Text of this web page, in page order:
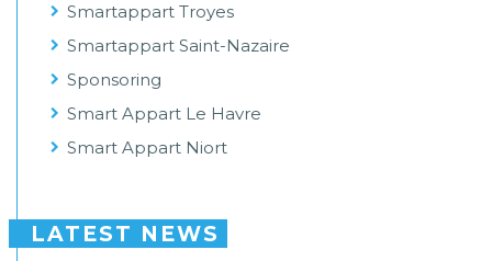
Smartappart Troyes
Smartappart Saint-Nazaire
Sponsoring
Smart Appart Le Havre
Smart Appart Niort
LATEST NEWS